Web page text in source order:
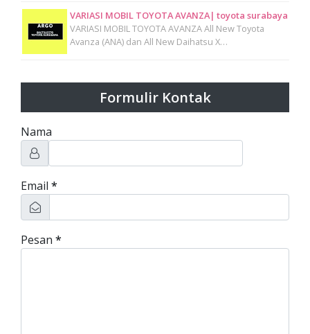
VARIASI MOBIL TOYOTA AVANZA| toyota surabaya
VARIASI MOBIL TOYOTA AVANZA All New Toyota
Avanza (ANA) dan All New Daihatsu X…
Formulir Kontak
Nama
Email *
Pesan *